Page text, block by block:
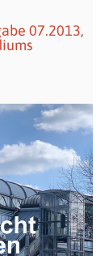
07.2013,